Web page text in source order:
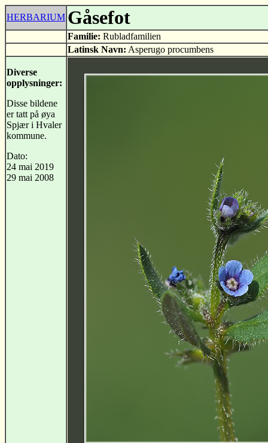
HERBARIUM Gåsefot
Familie: Rubladfamilien
Latinsk Navn: Asperugo procumbens
Diverse
opplysninger:
Disse bildene
er tatt på øya
Spjær i Hvaler
kommune.
Dato:
24 mai 2019
29 mai 2008